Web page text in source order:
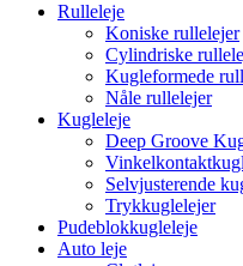
Rulleleje
Koniske rullelejer
Cylindriske
Kugleformede
Nåle rullelejer
Kugleleje
Deep Groove
Selvjusterende
Trykkuglelejer
Pudeblokkugleleje
Auto leje